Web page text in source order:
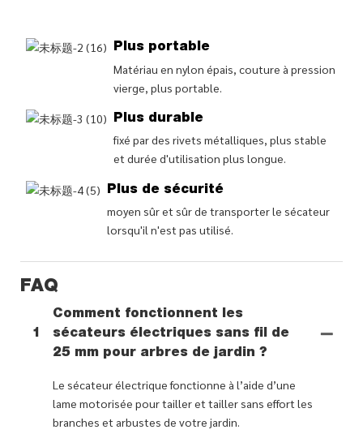
Plus portable
Matériau en nylon épais, couture à pression
vierge, plus portable.
Plus durable
fixé par des rivets métalliques, plus stable
et durée d'utilisation plus longue.
Plus de sécurité
moyen sûr et sûr de transporter le sécateur
lorsqu'il n'est pas utilisé.
FAQ
1
Comment fonctionnent les
sécateurs électriques sans fil de
25 mm pour arbres de jardin ?
Le sécateur électrique fonctionne à l’aide d’une
lame motorisée pour tailler et tailler sans effort les
branches et arbustes de votre jardin.